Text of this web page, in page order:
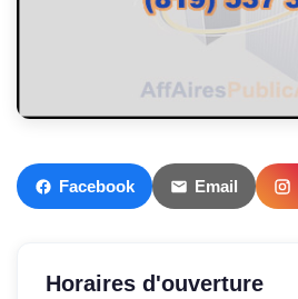
Facebook Email
Horaires d'ouverture